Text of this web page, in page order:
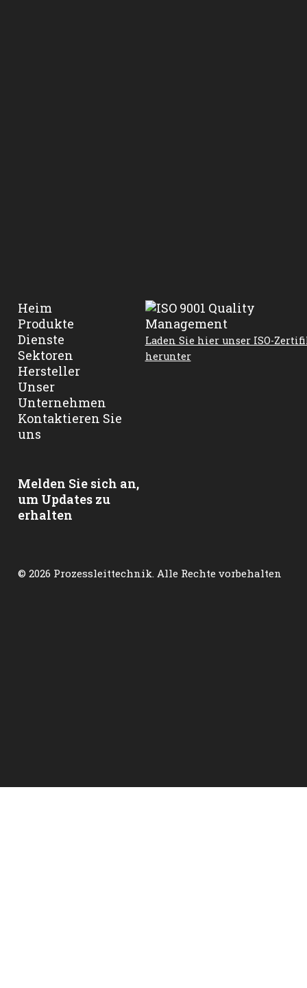
Heim
Produkte
Dienste
Sektoren
Hersteller
Unser
Unternehmen
Kontaktieren Sie
uns
Melden Sie sich an,
um Updates zu
erhalten
Laden Sie hier unser ISO-
herunter
© 2026 Prozessleittechnik. Alle Rechte vorbehalten